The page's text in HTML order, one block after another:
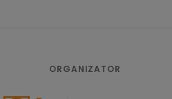
ORGANIZATOR